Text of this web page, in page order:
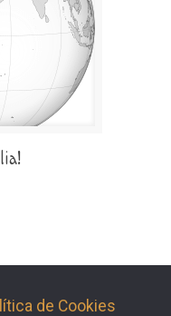
de Cookies